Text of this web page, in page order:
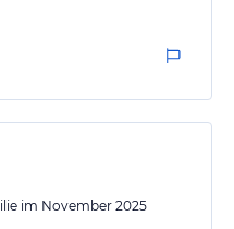
im November 2025